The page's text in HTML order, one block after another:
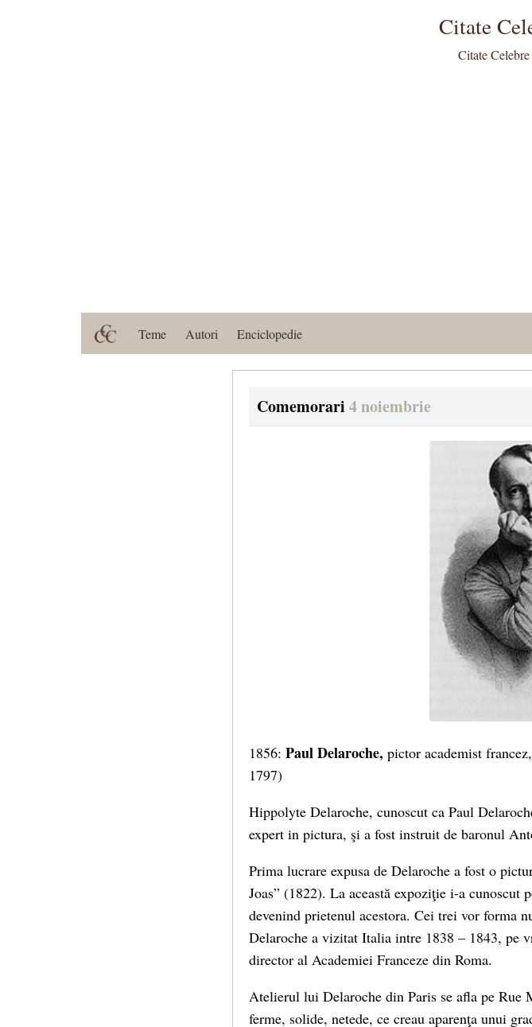
Citate
Citate
Teme Autori Enciclopedie
Comemorari 4 noiembrie
1856: Paul Delaroche, pictor academist
1797)
Hippolyte Delaroche, cunoscut ca Paul
expert in pictura, şi a fost instruit de baronul
Prima lucrare expusa de Delaroche a fost o
Joas” (1822). La această expoziţie i-a
devenind prietenul acestora. Cei trei vor forma
Delaroche a vizitat Italia intre 1838 – 1843, pe
director al Academiei Franceze din Roma.
Atelierul lui Delaroche din Paris se afla pe Rue
ferme, solide, netede, ce creau aparenţa unui